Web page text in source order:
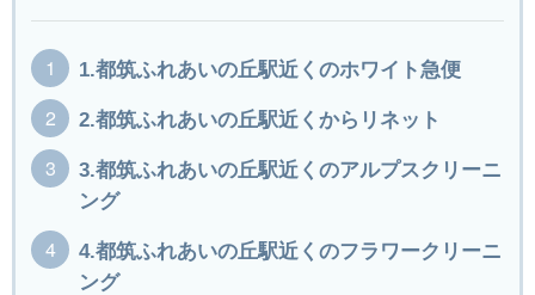
1.都筑ふれあいの丘駅近くのホワイト急便
2.都筑ふれあいの丘駅近くからリネット
3.都筑ふれあいの丘駅近くのアルプスクリーニ
ング
4.都筑ふれあいの丘駅近くのフラワークリーニ
ング